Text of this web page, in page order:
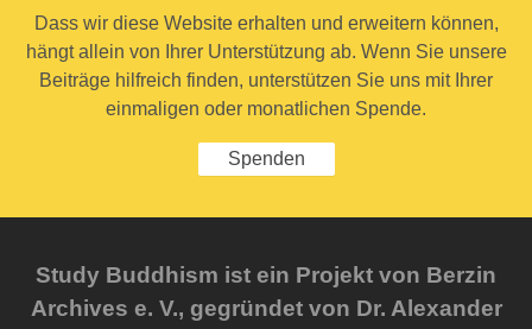
Dass wir diese Website erhalten und erweitern können,
hängt allein von Ihrer Unterstützung ab. Wenn Sie unsere
Beiträge hilfreich finden, unterstützen Sie uns mit Ihrer
einmaligen oder monatlichen Spende.
Spenden
Study Buddhism ist ein Projekt von Berzin
Archives e. V., gegründet von Dr. Alexander